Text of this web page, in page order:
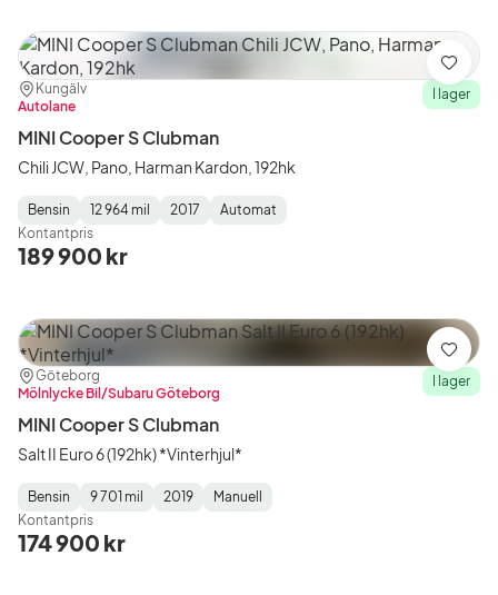
Plats:
Kungälv
Återförsäljare:
Autolane
I lager
MINI Cooper S Clubman
Chili JCW, Pano, Harman Kardon, 192hk
Fuel
Type:
Bensin
Mätarställning:
12 964 mil
Model
Year:
2017
Gearbox
Type:
Automat
Kontantpris
189 900 kr
Spara
Plats:
Göteborg
Återförsäljare:
Mölnlycke Bil/Subaru Göteborg
I lager
MINI Cooper S Clubman
Salt II Euro 6 (192hk) *Vinterhjul*
Fuel
Type:
Bensin
Mätarställning:
9 701 mil
Model
Year:
2019
Gearbox
Type:
Manuell
Kontantpris
174 900 kr
Spara